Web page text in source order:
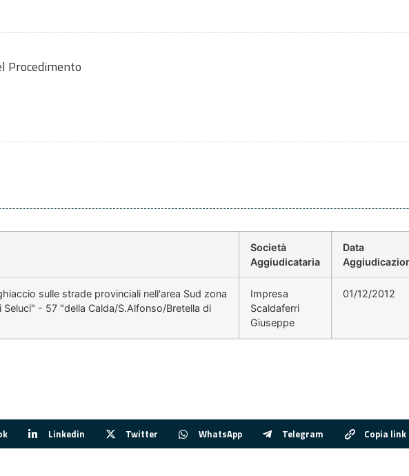
Procedimento
Società
Aggiudicataria
Data
sulle strade provinciali nell'area Sud zona
- 57 "della Calda/S.Alfonso/Bretella di
Impresa
Scaldaferri
Giuseppe
01/12/2012
Linkedin Twitter WhatsApp Telegram Copia link